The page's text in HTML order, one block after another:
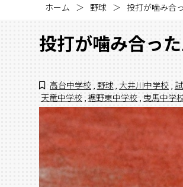
ホーム 野球 投打が噛み合
投打が噛み合っ
高台中学校 , 野球, 大井川中学校 ,
天竜中学校 ,裾野東中学校 , 曳馬中学